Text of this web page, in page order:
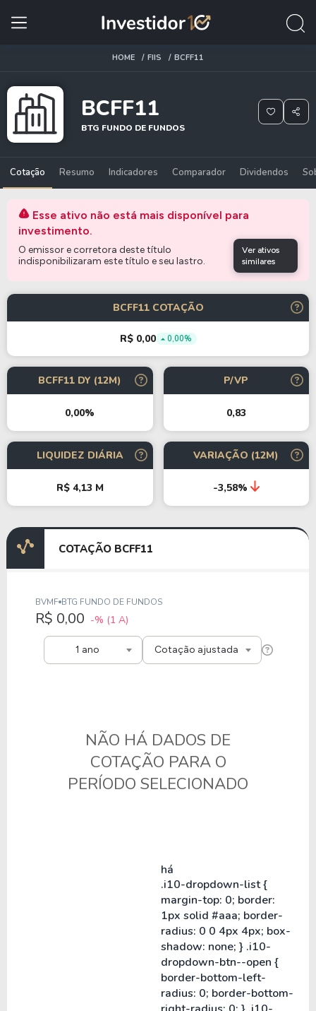
HOME FIIS BCFF11
BCFF11
BTG FUNDO DE FUNDOS
Cotação Resumo Indicadores Comparador Dividendos
Esse ativo não está mais disponível para
investimento.
O emissor e corretora deste título
indisponibilizaram este título e seu lastro.
Ver ativos
similares
BCFF11 COTAÇÃO
R$ 0,00 0,00%
BCFF11 DY (12M)
0,00%
P/VP
0,83
LIQUIDEZ DIÁRIA
R$ 4,13 M
VARIAÇÃO (12M)
-3,58%
COTAÇÃO BCFF11
1 ano
BVMF BTG FUNDO DE FUNDOS
R$ 0,00 -% (1 A)
Cotação ajustada
NÃO HÁ DADOS DE
COTAÇÃO PARA O
PERÍODO SELECIONADO
há